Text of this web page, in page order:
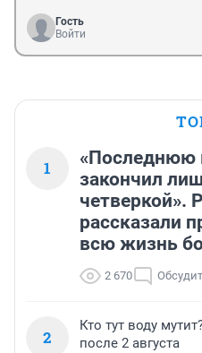
Гость
Войти
1
«Последнюю
закончил
четверкой».
рассказали
всю жизнь
2 670
2
Кто тут воду
после 2 августа